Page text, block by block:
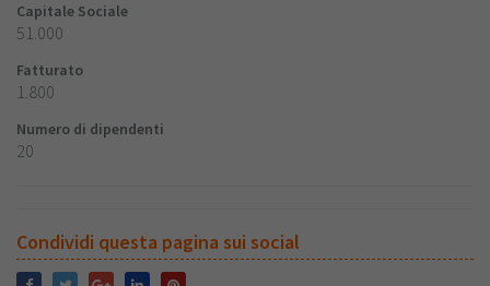
Capitale Sociale
51.000
Fatturato
1.800
Numero di dipendenti
20
Condividi questa pagina sui social